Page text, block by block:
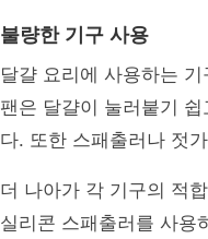
불량한 기구 사용
달걀 요리에 사용하는
팬은 달걀이 눌러붙기
다. 또한 스패출러나 젓
더 나아가 각 기구의 적
실리콘 스패출러를 사용